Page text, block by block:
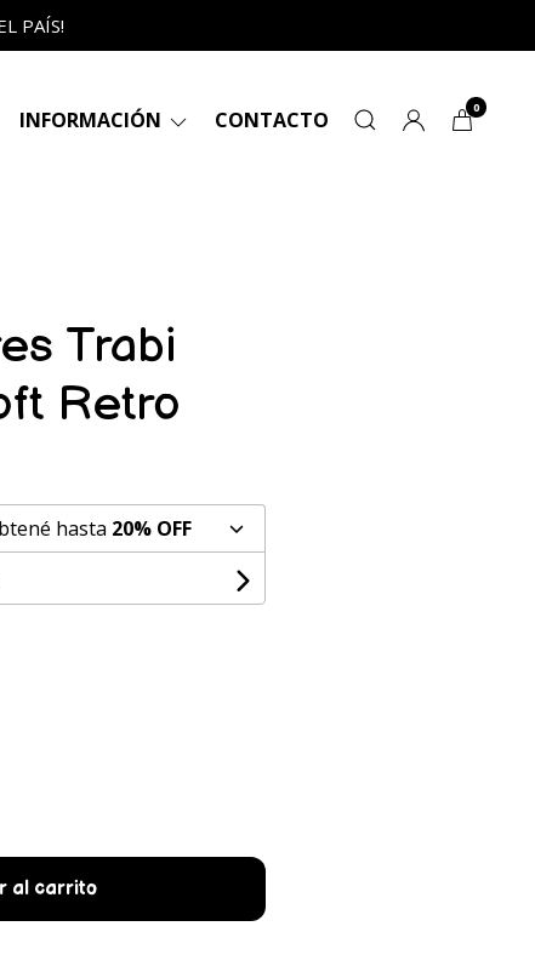
PAÍS!
INFORMACIÓN CONTACTO 0
Trabi
Retro
hasta 20% OFF
al carrito